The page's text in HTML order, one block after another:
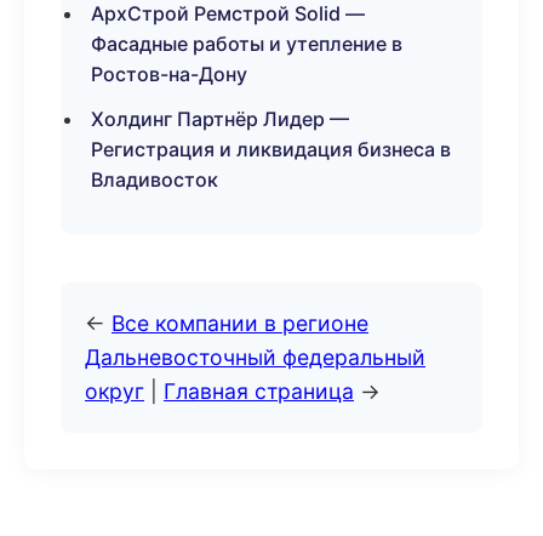
АрхСтрой Ремстрой Solid —
Фасадные работы и утепление в
Ростов-на-Дону
Холдинг Партнёр Лидер —
Регистрация и ликвидация бизнеса в
Владивосток
← Все компании в регионе
Дальневосточный федеральный
округ
Главная страница →